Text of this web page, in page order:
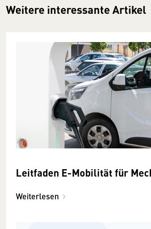
Weitere interessante Artikel
Leitfaden E-Mobilität für
Weiterlesen